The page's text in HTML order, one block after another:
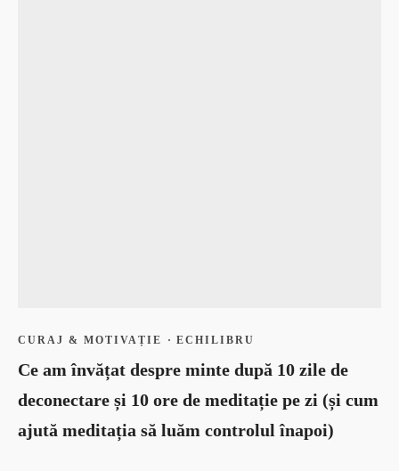
CURAJ & MOTIVAȚIE · ECHILIBRU
Ce am învățat despre minte după 10 zile de
deconectare și 10 ore de meditație pe zi (și cum
ajută meditația să luăm controlul înapoi)